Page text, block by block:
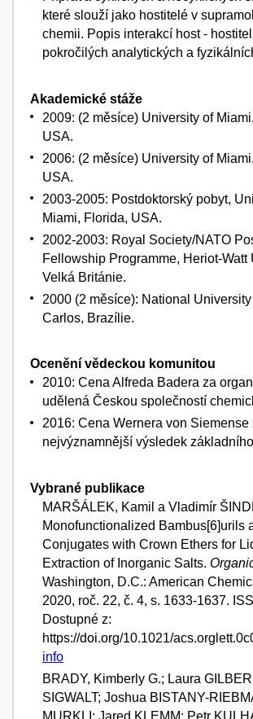
které slouží jako hostitelé v
chemii. Popis interakcí host -
pokročilých analytických a
Akademické stáže
2009: (2 měsíce) University of
USA.
2006: (2 měsíce) University of
USA.
2003-2005: Postdoktorský pobyt,
Miami, Florida, USA.
2002-2003: Royal Society/NATO
Fellowship Programme, Heriot-Watt
Velká Británie.
2000 (2 měsíce): National
Carlos, Brazílie.
Ocenění vědeckou komunitou
2010: Cena Alfreda Badera za
udělená Českou společností
2016: Cena Wernera von Siemense
nejvýznamnější výsledek
Vybrané publikace
MARŠÁLEK, Kamil a Vladimír
Monofunctionalized Bambus[6]urils
Conjugates with Crown Ethers for
Extraction of Inorganic Salts.
Washington, D.C.: American
2020, roč. 22, č. 4, s. 1633-1637.
Dostupné z:
https://doi.org/10.1021/
info
BRADY, Kimberly G.; Laura
SIGWALT; Joshua BISTANY-
MURKLI; Jared KLEMM; Petr